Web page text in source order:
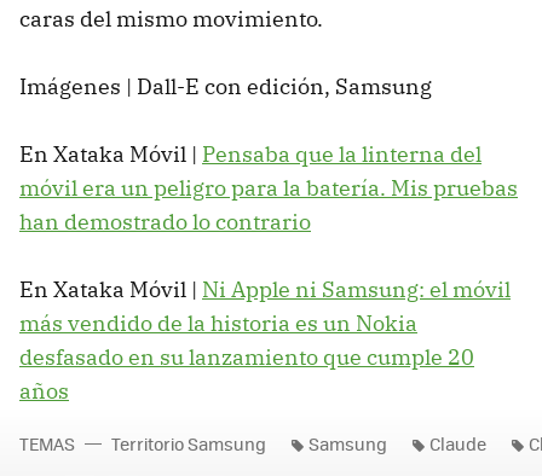
caras del mismo movimiento.
Imágenes | Dall-E con edición, Samsung
En Xataka Móvil | Pensaba que la linterna del
móvil era un peligro para la batería. Mis pruebas
han demostrado lo contrario
En Xataka Móvil | Ni Apple ni Samsung: el móvil
más vendido de la historia es un Nokia
desfasado en su lanzamiento que cumple 20
años
TEMAS Territorio Samsung Samsung Claude